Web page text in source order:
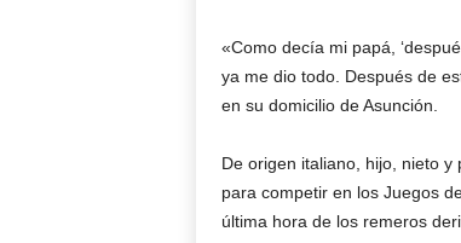
«Como decía mi papá,
ya me dio todo. Después de
en su domicilio de Asunción.
De origen italiano, hijo, nieto
para competir en los Juegos
última hora de los remeros